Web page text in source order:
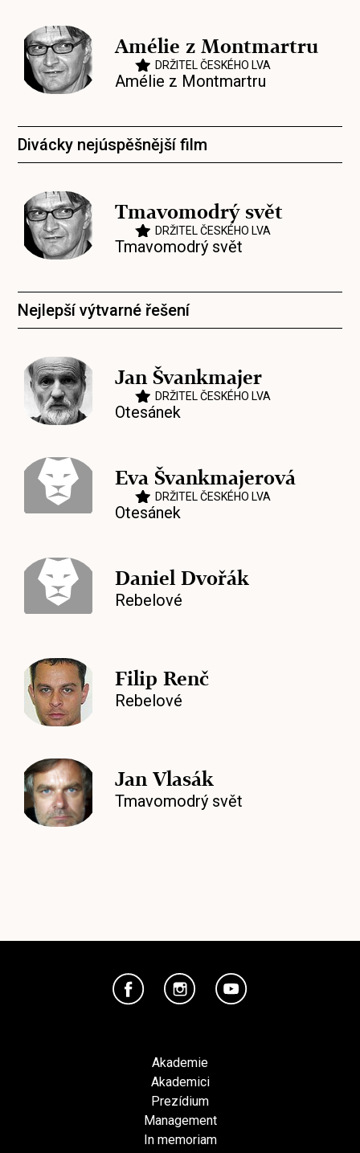
Amélie z Montmartru
DRŽITEL ČESKÉHO LVA
Amélie z Montmartru
Divácky nejúspěšnější film
Tmavomodrý svět
DRŽITEL ČESKÉHO LVA
Tmavomodrý svět
Nejlepší výtvarné řešení
Jan Švankmajer
DRŽITEL ČESKÉHO LVA
Otesánek
Eva Švankmajerová
DRŽITEL ČESKÉHO LVA
Otesánek
Daniel Dvořák
Rebelové
Filip Renč
Rebelové
Jan Vlasák
Tmavomodrý svět
Akademie
Akademici
Prezídium
Management
In memoriam